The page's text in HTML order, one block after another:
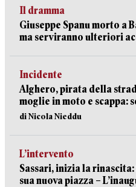
Il dramma
Giuseppe Spanu morto a
ma serviranno ulteriori
Incidente
Alghero, pirata della
moglie in moto e scappa:
di Nicola Nieddu
L’intervento
Sassari, inizia la
sua nuova piazza –